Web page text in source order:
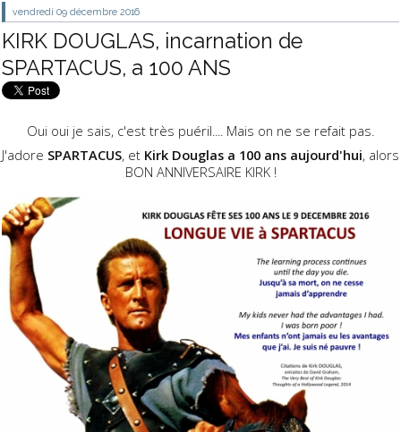
vendredi 09 décembre 2016
KIRK DOUGLAS, incarnation de
SPARTACUS, a 100 ANS
Oui oui je sais, c'est très puéril.... Mais on ne se refait pas.
J'adore SPARTACUS, et Kirk Douglas a 100 ans aujourd'hui, alors
BON ANNIVERSAIRE KIRK !